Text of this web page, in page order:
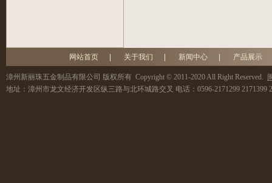
网站首页 关于我们 新闻中心 产品展示
漳州新丽珠五金制品有限公司 版权所有 Copyright © 2011-2020 All Right Reserved.
地址： 漳州市龙文经济开发区纵三路与北环城路交叉 电话： 0596-2171299 2171399